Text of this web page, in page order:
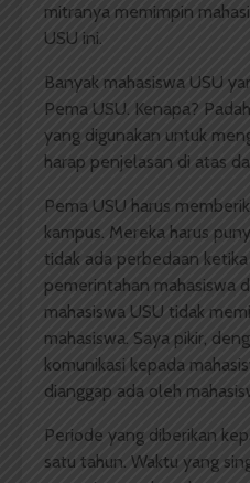
mitranya memimpin
USU ini.
Banyak mahasiswa USU
Pema USU. Kenapa?
yang digunakan untuk
harap penjelasan di atas
Pema USU harus
kampus. Mereka harus
tidak ada perbedaan
pemerintahan mahasiswa
mahasiswa USU tidak
mahasiswa. Saya pikir,
komunikasi kepada
dianggap ada oleh
Periode yang diberikan
satu tahun. Waktu yang